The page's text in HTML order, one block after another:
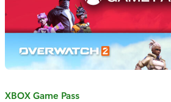
カ
XBOX Game Pass